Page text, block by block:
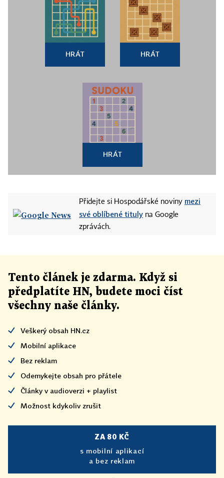
HRÁT HRÁT
HRÁT
Přidejte si Hospodářské noviny mezi
své oblíbené tituly na Google
zprávách.
Tento článek je zdarma. Když si
předplatíte HN, budete moci číst
všechny naše články.
Veškerý obsah HN.cz
Mobilní aplikace
Bez reklam
Odemykejte obsah pro přátele
Články v audioverzi + playlist
Možnost kdykoliv zrušit
ZA 80 KČ
s mobilní aplikací
a bez reklam